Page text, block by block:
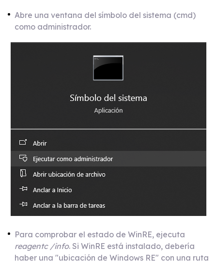
Abre una ventana del símbolo del sistema (cmd)
como administrador.
Para comprobar el estado de WinRE, ejecuta
reagentc /info. Si WinRE está instalado, debería
haber una "ubicación de Windows RE" con una ruta